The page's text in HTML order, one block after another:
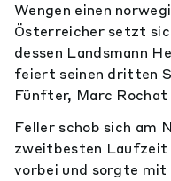
Wengen einen
Österreicher setzt
dessen Landsmann
feiert seinen dritten
Fünfter, Marc Rochat
Feller schob sich am
zweitbesten Laufzeit
vorbei und sorgte